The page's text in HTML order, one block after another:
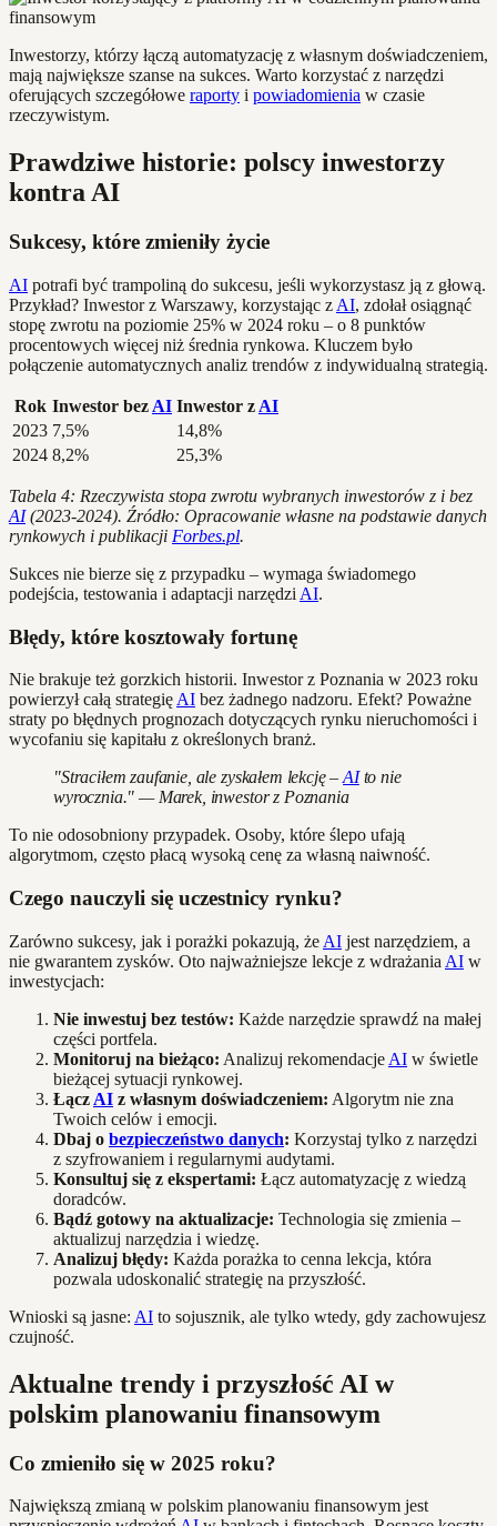
Inwestorzy, którzy łączą automatyzację z własnym doświadczeniem,
mają największe szanse na sukces. Warto korzystać z narzędzi
oferujących szczegółowe raporty i powiadomienia w czasie
rzeczywistym.
Prawdziwe historie: polscy inwestorzy
kontra AI
Sukcesy, które zmieniły życie
AI potrafi być trampoliną do sukcesu, jeśli wykorzystasz ją z głową.
Przykład? Inwestor z Warszawy, korzystając z AI, zdołał osiągnąć
stopę zwrotu na poziomie 25% w 2024 roku – o 8 punktów
procentowych więcej niż średnia rynkowa. Kluczem było
połączenie automatycznych analiz trendów z indywidualną strategią.
Rok Inwestor bez AI Inwestor z AI
2023 7,5%
14,8%
2024 8,2% 25,3%
Tabela 4: Rzeczywista stopa zwrotu wybranych inwestorów z i bez
AI(2023-2024). Źródło: Opracowanie własne na podstawie danych
rynkowych i publikacji Forbes.pl.
Sukces nie bierze się z przypadku – wymaga świadomego
podejścia, testowania i adaptacji narzędzi AI.
Błędy, które kosztowały fortunę
Nie brakuje też gorzkich historii. Inwestor z Poznania w 2023 roku
powierzył całą strategięAI bez żadnego nadzoru. Efekt? Poważne
straty po błędnych prognozach dotyczących rynku nieruchomości i
wycofaniu się kapitału z określonych branż.
"Straciłem zaufanie, ale zyskałem lekcję –AIto nie
wyrocznia." — Marek, inwestor z Poznania
To nie odosobniony przypadek. Osoby, które ślepo ufają
algorytmom, często płacą wysoką cenę za własną naiwność.
Czego nauczyli się uczestnicy rynku?
Zarówno sukcesy, jak i porażki pokazują, że AI jest narzędziem, a
nie gwarantem zysków. Oto najważniejsze lekcje z wdrażania AI w
inwestycjach:
Nie inwestuj bez testów: Każde narzędzie sprawdź na małej
części portfela.
Monitoruj na bieżąco: Analizuj rekomendacje AI w świetle
bieżącej sytuacji rynkowej.
Łącz AI z własnym doświadczeniem: Algorytm nie zna
Twoich celów i emocji.
Dbaj o bezpieczeństwo danych: Korzystaj tylko z narzędzi
z szyfrowaniem i regularnymi audytami.
Konsultuj się z ekspertami: Łącz automatyzację z wiedzą
doradców.
Bądź gotowy na aktualizacje: Technologia się zmienia –
aktualizuj narzędzia i wiedzę.
Analizuj błędy: Każda porażka to cenna lekcja, która
pozwala udoskonalić strategię na przyszłość.
Wnioski są jasne: AI to sojusznik, ale tylko wtedy, gdy zachowujesz
czujność.
Aktualne trendy i przyszłość AI w
polskim planowaniu finansowym
Co zmieniło się w 2025 roku?
Największą zmianą w polskim planowaniu finansowym jest